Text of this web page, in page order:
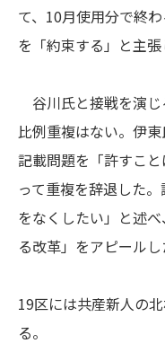
て、10月使用分で終
を「約束する」と主張
谷川氏と接戦を演
比例重複はない。伊
記載問題を「許すこ
って重複を辞退した
をなくしたい」と述
る改革」をアピールし
19区には共産新人の
る。